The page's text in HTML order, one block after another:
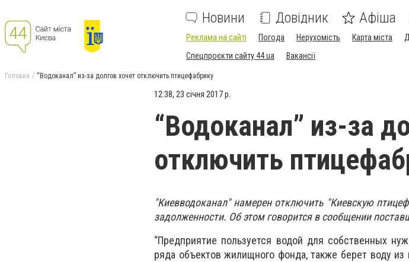
Новини Довідник Афіша
Реклама на сайті Погода Нерухомість Карта міста
Спецпроєкти сайту 44.ua
Вакансії
Головна “Водоканал” из-за долгов хочет отключить птицефабрику
12:38, 23 січня 2017 р.
“Водоканал” из-за
отключить
"Киевводоканал" намерен отключить "Киевскую
задолженности. Об этом говорится в сообщении
“Предприятие пользуется водой для собственных
ряда объектов жилищного фонда, также берет воду из